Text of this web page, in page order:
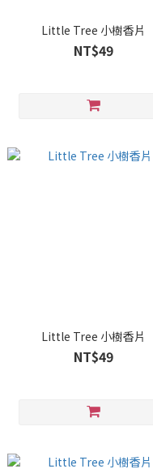
Little Tree 小樹香片
NT$49
Little Tree 小樹香片
NT$49